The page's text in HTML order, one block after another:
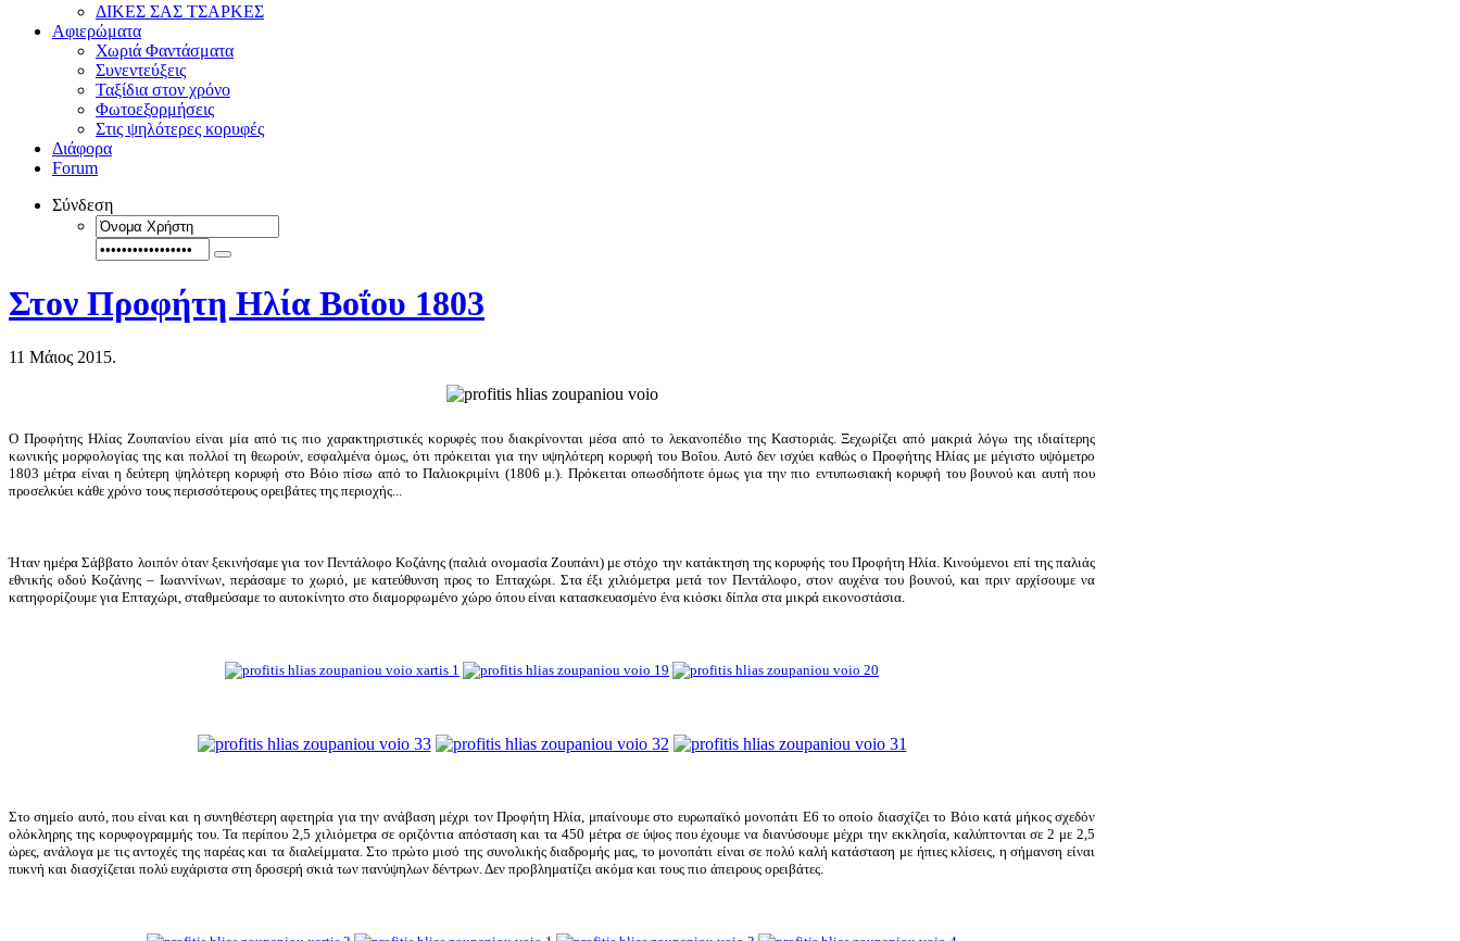
ΔΙΚΕΣ ΣΑΣ ΤΣΑΡΚΕΣ
Αφιερώματα
Χωριά Φαντάσματα
Συνεντεύξεις
Ταξίδια στον χρόνο
Φωτοεξορμήσεις
Στις ψηλότερες κορυφές
Διάφορα
Forum
Σύνδεση
Στον Προφήτη Ηλία Βοΐου 1803
11 Μάιος 2015.
Ο Προφήτης Ηλίας Ζουπανίου είναι μία από τις πιο χαρακτηριστικές κορυφές που διακρίνονται μέσα από το λεκανοπέδιο της Καστοριάς. Ξεχωρίζει από μακριά λόγω της ιδιαίτερης
κωνικής μορφολογίας της και πολλοί τη θεωρούν, εσφαλμένα όμως, ότι πρόκειται για την υψηλότερη κορυφή του Βοΐου. Αυτό δεν ισχύει καθώς ο Προφήτης Ηλίας με μέγιστο υψόμετρο
1803 μέτρα είναι η δεύτερη ψηλότερη κορυφή στο Βόιο πίσω από το Παλιοκριμίνι (1806 μ.). Πρόκειται οπωσδήποτε όμως για την πιο εντυπωσιακή κορυφή του βουνού και αυτή που
προσελκύει κάθε χρόνο τους περισσότερους ορειβάτες της περιοχής...
Ήταν ημέρα Σάββατο λοιπόν όταν ξεκινήσαμε για τον Πεντάλοφο Κοζάνης (παλιά ονομασία Ζουπάνι) με στόχο την κατάκτηση της κορυφής του Προφήτη Ηλία. Κινούμενοι επί της παλιάς
εθνικής οδού Κοζάνης – Ιωαννίνων, περάσαμε το χωριό, με κατεύθυνση προς το Επταχώρι. Στα έξι χιλιόμετρα μετά τον Πεντάλοφο, στον αυχένα του βουνού, και πριν αρχίσουμε να
κατηφορίζουμε για Επταχώρι, σταθμεύσαμε το αυτοκίνητο στο διαμορφωμένο χώρο όπου είναι κατασκευασμένο ένα κιόσκι δίπλα στα μικρά εικονοστάσια.
Στο σημείο αυτό, που είναι και η συνηθέστερη αφετηρία για την ανάβαση μέχρι τον Προφήτη Ηλία, μπαίνουμε στο ευρωπαϊκό μονοπάτι Ε6 το οποίο διασχίζει το Βόιο κατά μήκος σχεδόν
ολόκληρης της κορυφογραμμής του. Τα περίπου 2,5 χιλιόμετρα σε οριζόντια απόσταση και τα 450 μέτρα σε ύψος που έχουμε να διανύσουμε μέχρι την εκκλησία, καλύπτονται σε 2 με 2,5
ώρες, ανάλογα με τις αντοχές της παρέας και τα διαλείμματα. Στο πρώτο μισό της συνολικής διαδρομής μας, το μονοπάτι είναι σε πολύ καλή κατάσταση με ήπιες κλίσεις, η σήμανση είναι
πυκνή και διασχίζεται πολύ ευχάριστα στη δροσερή σκιά των πανύψηλων δέντρων. Δεν προβληματίζει ακόμα και τους πιο άπειρους ορειβάτες.